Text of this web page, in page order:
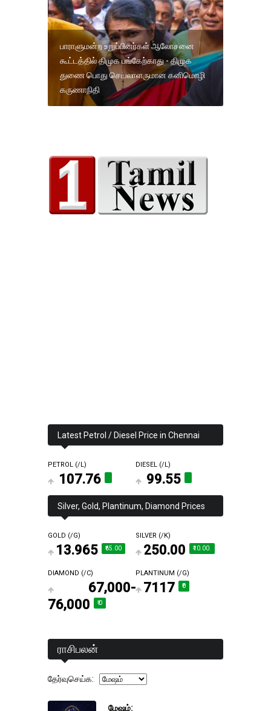
பாராளுமன்ற உறுப்பினர்கள் ஆலோசனை
கூட்டத்தில் திமுக பங்கேற்காது - திமுக
துணை பொது செயலாளருமான கனிமொழி
கருணாநிதி
Latest Petrol / Diesel Price in Chennai
DIESEL (₹/L)
₹ 99.55
PETROL (₹/L)
₹ 107.76
Silver, Gold, Plantinum, Diamond Prices
SILVER (₹/K)
₹250.00 ₹10.00.
GOLD (₹/G)
₹13.965 ₹65.00
PLANTINUM (₹/G)
₹7117 ₹0
DIAMOND (₹/C)
₹ 67,000-
76,000
₹ 0
ராசிபலன்
தேர்வுசெய்க:
மேஷம்: